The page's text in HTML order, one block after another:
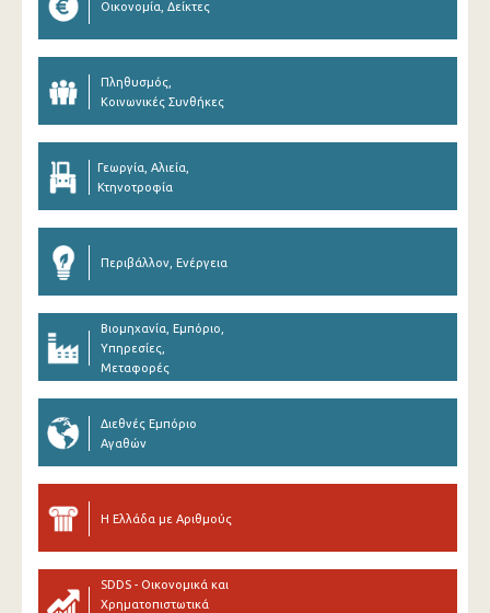
Οικονομία, Δείκτες
Πληθυσμός,
Κοινωνικές Συνθήκες
Γεωργία, Αλιεία,
Κτηνοτροφία
Περιβάλλον, Ενέργεια
Βιομηχανία, Εμπόριο,
Υπηρεσίες,
Μεταφορές
Διεθνές Εμπόριο
Αγαθών
Η Ελλάδα με Αριθμούς
SDDS - Οικονομικά και
Χρηματοπιστωτικά